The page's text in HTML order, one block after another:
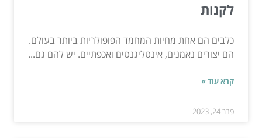
לקנות
כלבים הם אחת מחיות המחמד הפופולריות ביותר בעולם.
הם יצורים נאמנים, אינטליגנטים ואכפתיים. יש להם גם...
קרא עוד »
פבר 24, 2023